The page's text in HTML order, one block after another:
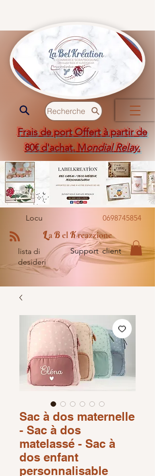
Recherche
Frais de port Offert à partir de
80€ d'achat. Mondial Relay.
Locu 0698745854
LaBel Kreazzione
lista di
desideri
Support client
Sac à dos maternelle
- Sac à dos
matelassé - Sac à
dos enfant
personnalisable